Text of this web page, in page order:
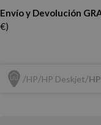
Envío y Devolución
€)
HP HP Deskjet